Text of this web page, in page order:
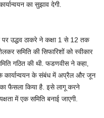
का सुझाव देगी.
उद्धव ठाकरे ने कक्षा 1 से 12 तक
समिति की सिफारिशों को स्वीकार
गठित की थी. फडणवीस ने कहा,
के कार्यान्वयन के संबंध में अप्रैल और जून
फैसला किया है. इसे लागू करने
में एक समिति बनाई जाएगी.